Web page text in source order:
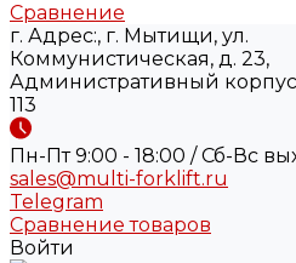
Сравнение
г. Адрес:, г. Мытищи, ул.
Коммунистическая, д. 23,
Административный
113
Пн-Пт 9:00 - 18:00 / Сб-Вс
sales@multi-forklift.ru
Telegram
Сравнение товаров
Войти